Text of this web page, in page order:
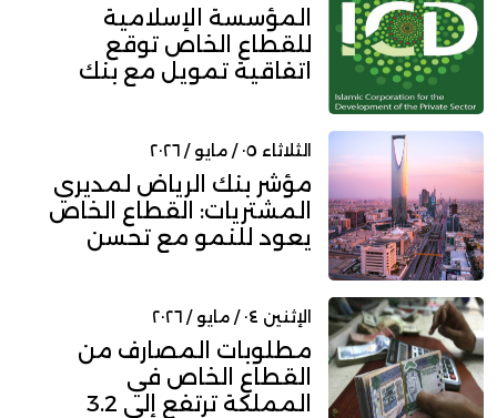
المؤسسة الإسلامية
للقطاع الخاص توقع
اتفاقية تمويل مع بنك
الثلاثاء ٠٥ / مايو / ٢٠٢٦
مؤشر بنك الرياض لمديري
المشتريات: القطاع الخاص
يعود للنمو مع تحسن
الإثنين ٠٤ / مايو / ٢٠٢٦
مطلوبات المصارف من
القطاع الخاص في
المملكة ترتفع إلى 3.2